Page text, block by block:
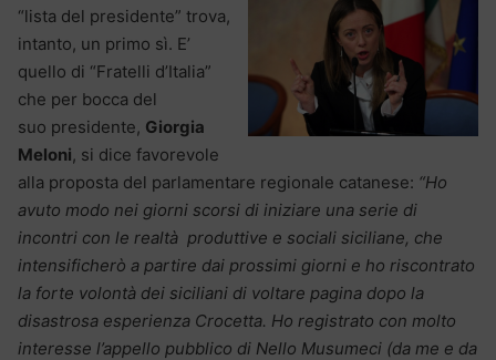
“lista del presidente” trova,
intanto, un primo sì. E’
quello di “Fratelli d’Italia”
che per bocca del
suo presidente, Giorgia
Meloni, si dice favorevole
alla proposta del parlamentare regionale catanese: “Ho
avuto modo nei giorni scorsi di iniziare una serie di
incontri con le realtà produttive e sociali siciliane, che
intensificherò a partire dai prossimi giorni e ho riscontrato
la forte volontà dei siciliani di voltare pagina dopo la
disastrosa esperienza Crocetta. Ho registrato con molto
interesse l’appello pubblico di Nello Musumeci (da me e da